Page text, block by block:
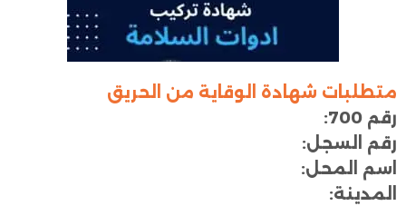
متطلبات شهادة الوقاية من الحريق
رقم 700:
رقم السجل:
اسم المحل:
المدينة: